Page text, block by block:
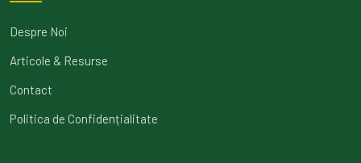
Despre Noi
Articole & Resurse
Contact
Politica de Confidențialitate